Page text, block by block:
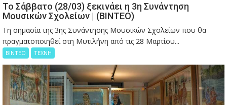
Το Σάββατο (28/03) ξεκινάει η 3η Συνάντηση
Μουσικών Σχολείων | (ΒΙΝΤΕΟ)
Τη σημασία της 3ης Συνάντησης Μουσικών Σχολείων που θα
πραγματοποιηθεί στη Μυτιλήνη από τις 28 Μαρτίου...
ΒΙΝΤΕΟ ΤΕΧΝΗ